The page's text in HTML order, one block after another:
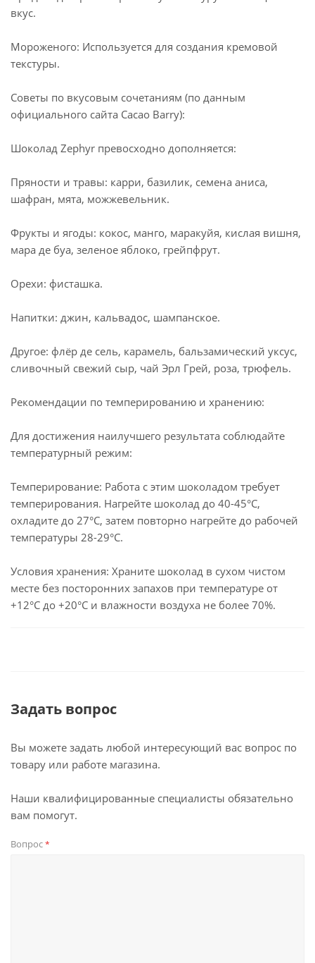
вкус.
Мороженого: Используется для создания кремовой
текстуры.
Советы по вкусовым сочетаниям (по данным
официального сайта Cacao Barry):
Шоколад Zephyr превосходно дополняется:
Пряности и травы: карри, базилик, семена аниса,
шафран, мята, можжевельник.
Фрукты и ягоды: кокос, манго, маракуйя, кислая вишня,
мара де буа, зеленое яблоко, грейпфрут.
Орехи: фисташка.
Напитки: джин, кальвадос, шампанское.
Другое: флёр де сель, карамель, бальзамический уксус,
сливочный свежий сыр, чай Эрл Грей, роза, трюфель.
Рекомендации по темперированию и хранению:
Для достижения наилучшего результата соблюдайте
температурный режим:
Темперирование: Работа с этим шоколадом требует
темперирования. Нагрейте шоколад до 40-45°C,
охладите до 27°C, затем повторно нагрейте до рабочей
температуры 28-29°C.
Условия хранения: Храните шоколад в сухом чистом
месте без посторонних запахов при температуре от
+12°C до +20°C и влажности воздуха не более 70%.
Задать вопрос
Вы можете задать любой интересующий вас вопрос по
товару или работе магазина.
Наши квалифицированные специалисты обязательно
вам помогут.
Вопрос*